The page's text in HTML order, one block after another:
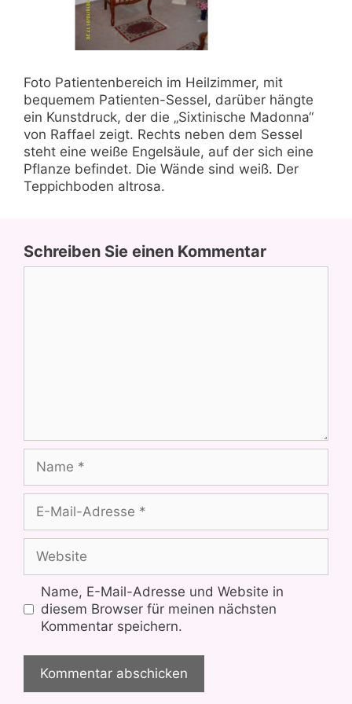
Foto Patientenbereich im Heilzimmer, mit
bequemem Patienten-Sessel, darüber hängte
ein Kunstdruck, der die „Sixtinische Madonna“
von Raffael zeigt. Rechts neben dem Sessel
steht eine weiße Engelsäule, auf der sich eine
Pflanze befindet. Die Wände sind weiß. Der
Teppichboden altrosa.
Schreiben Sie einen Kommentar
Mail-
Adresse
Name, E-Mail-Adresse und Website in
diesem Browser für meinen nächsten
Kommentar speichern.